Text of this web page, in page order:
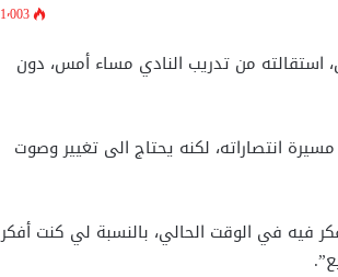
1٬003
استقالته من تدريب النادي مساء أمس، دون
انتصاراته، لكنه يحتاج الى تغيير وصوت
فيه في الوقت الحالي، بالنسبة لي كنت أفكر
مانشستر سيتي يتعثر مجدداً بتعادله أمام
مضيفه برينتفورد
موعد مباراة ريال مدريد ضد مايوركا في